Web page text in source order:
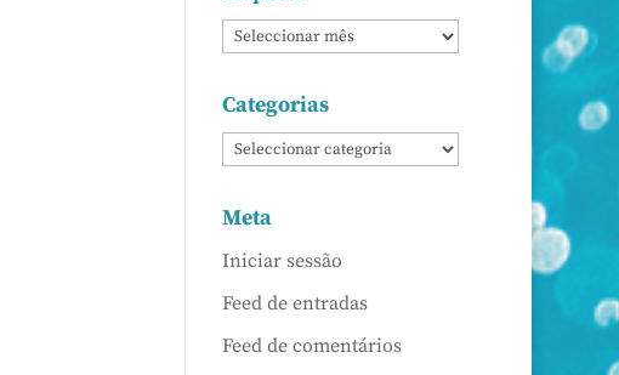
Categorias
Meta
Iniciar sessão
Feed de entradas
Feed de comentários